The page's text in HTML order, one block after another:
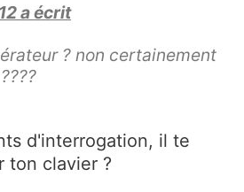
a écrit
? non certainement
d'interrogation, il te
ton clavier ?